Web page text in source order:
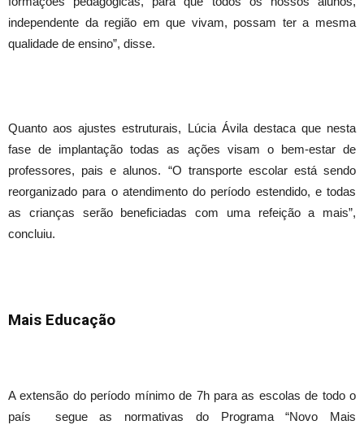
independente da região em que vivam, possam tera mesma
qualidade de ensino”, disse.
Quanto aos ajustes estruturais, Lúcia Ávila destaca que nesta
fase de implantação todas as ações visam o bem-estar de
professores, pais e alunos. “O transporte escolar está sendo
reorganizado para o atendimento do período estendido, e todas
as crianças serão beneficiadas com uma refeição a mais”,
concluiu.
Mais Educação
A extensão do período mínimo de 7h para as escolas de todo o
país segue as normativas do Programa “Novo Mais